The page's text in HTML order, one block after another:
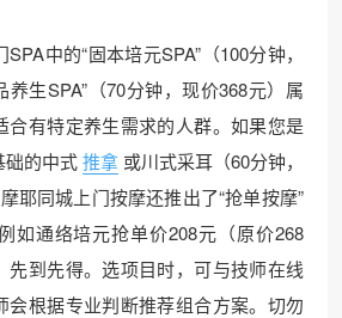
中的“固本培元SPA”（100分钟，
养生SPA”（70分钟，现价368元）属
合有特定养生需求的人群。如果您是
础的中式推拿 或川式采耳（60分钟，
耶同城上门按摩还推出了“抢单按摩”
如通络培元抢单价208元（原价268
先到先得。选项目时，可与技师在线
会根据专业判断推荐组合方案。切勿